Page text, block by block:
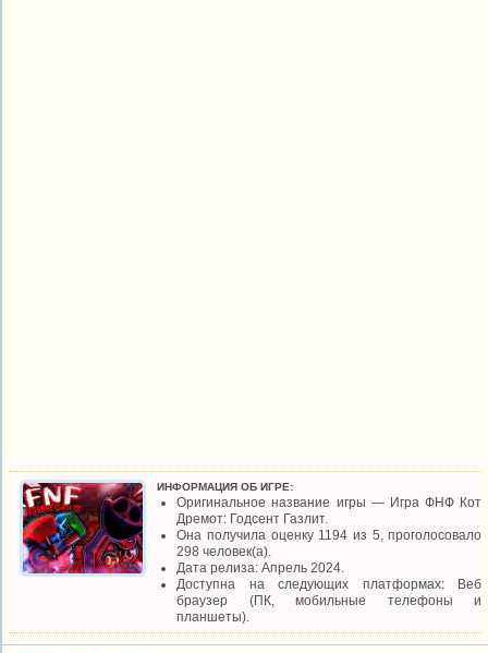
ИНФОРМАЦИЯ ОБ ИГРЕ:
Оригинальное название игры — Игра ФНФ Кот
Дремот: Годсент Газлит.
Она получила оценку 1194 из 5, проголосовало
298 человек(а).
Дата релиза: Апрель 2024.
Доступна на следующих платформах: Веб
браузер (ПК, мобильные телефоны и
планшеты).